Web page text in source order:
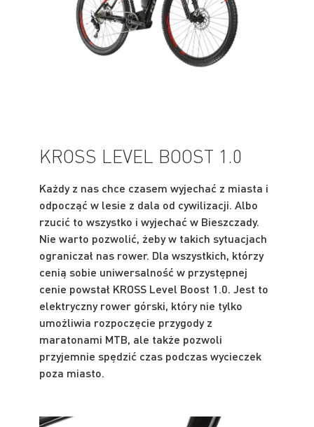
KROSS LEVEL BOOST 1.0
Każdy z nas chce czasem wyjechać z miasta i
odpocząć w lesie z dala od cywilizacji. Albo
rzucić to wszystko i wyjechać w Bieszczady.
Nie warto pozwolić, żeby w takich sytuacjach
ograniczał nas rower. Dla wszystkich, którzy
cenią sobie uniwersalność w przystępnej
cenie powstał KROSS Level Boost 1.0. Jest to
elektryczny rower górski, który nie tylko
umożliwia rozpoczęcie przygody z
maratonami MTB, ale także pozwoli
przyjemnie spędzić czas podczas wycieczek
poza miasto.